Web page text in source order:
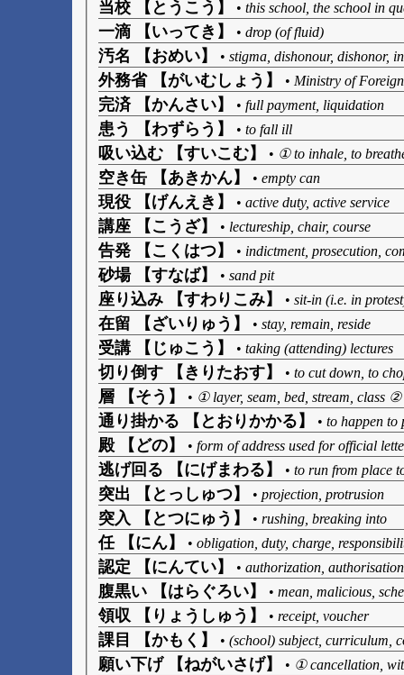
当校 【とうこう】 • this school, the school in
一滴 【いってき】 • drop (of fluid)
汚名 【おめい】 • stigma, dishonour, dishonor,
外務省 【がいむしょう】 • Ministry of
完済 【かんさい】 • full payment, liquidation
患う 【わずらう】 • to fall ill
吸い込む 【すいこむ】 • ① to inhale, to
空き缶 【あきかん】 • empty can
現役 【げんえき】 • active duty, active service
講座 【こうざ】 • lectureship, chair, course
告発 【こくはつ】 • indictment, prosecution,
砂場 【すなば】 • sand pit
座り込み 【すわりこみ】 • sit-in (i.e. in
在留 【ざいりゅう】 • stay, remain, reside
受講 【じゅこう】 • taking (attending) lectures
切り倒す 【きりたおす】 • to cut down, to
層 【そう】 • ① layer, seam, bed, stream, class
通り掛かる 【とおりかかる】 • to happen to
殿 【どの】 • form of address used for official
逃げ回る 【にげまわる】 • to run from place
突出 【とっしゅつ】 • projection, protrusion
突入 【とつにゅう】 • rushing, breaking into
任 【にん】 • obligation, duty, charge,
認定 【にんてい】 • authorization,
腹黒い 【はらぐろい】 • mean, malicious,
領収 【りょうしゅう】 • receipt, voucher
課目 【かもく】 • (school) subject, curriculum,
願い下げ 【ねがいさげ】 • ① cancellation,